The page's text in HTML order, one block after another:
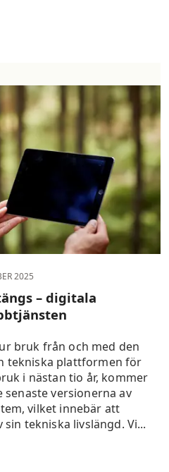
2025
– digitala
bruk från och med den
tekniska plattformen för
i nästan tio år, kommer
versionerna av
vilket innebär att
tekniska livslängd. Vi...